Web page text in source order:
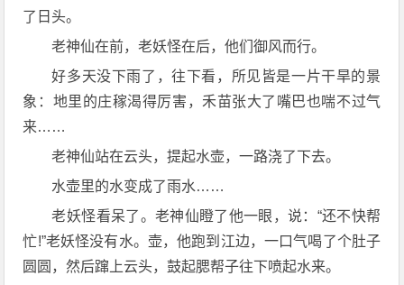
了日头。
老神仙在前，老妖怪在后，他们御风而行。
好多天没下雨了，往下看，所见皆是一片干旱的景
象：地里的庄稼渴得厉害，禾苗张大了嘴巴也喘不过气
来……
老神仙站在云头，提起水壶，一路浇了下去。
水壶里的水变成了雨水……
老妖怪看呆了。老神仙瞪了他一眼，说：“还不快帮
忙!”老妖怪没有水。壶，他跑到江边，一口气喝了个肚子
圆圆，然后蹿上云头，鼓起腮帮子往下喷起水来。